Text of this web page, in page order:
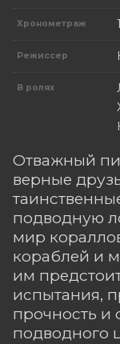
Хронометраж
Режиссер
В ролях
Отважный
верные
подводную
мир
кораблей и
им
испытания,
прочность и
подводного